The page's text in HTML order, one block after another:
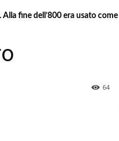
fine dell’800 era usato come
64